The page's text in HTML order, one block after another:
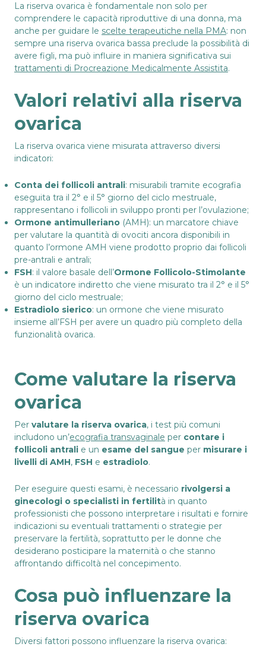
La riserva ovarica è fondamentale non solo per
comprendere le capacità riproduttive di una donna, ma
anche per guidare le scelte terapeutiche nella PMA: non
sempre una riserva ovarica bassa preclude la possibilità di
avere figli, ma può influire in maniera significativa sui
trattamenti di Procreazione Medicalmente Assistita.
Valori relativi alla riserva
ovarica
La riserva ovarica viene misurata attraverso diversi
indicatori:
Conta dei follicoli antrali: misurabili tramite ecografia
eseguita tra il 2° e il 5° giorno del ciclo mestruale,
rappresentano i follicoli in sviluppo pronti per l’ovulazione;
Ormone antimulleriano (AMH): un marcatore chiave
per valutare la quantità di ovociti ancora disponibili in
quanto l’ormone AMH viene prodotto proprio dai follicoli
pre-antrali e antrali;
FSH: il valore basale dell’Ormone Follicolo-Stimolante
è un indicatore indiretto che viene misurato tra il 2° e il 5°
giorno del ciclo mestruale;
Estradiolo sierico: un ormone che viene misurato
insieme all’FSH per avere un quadro più completo della
funzionalità ovarica.
Come valutare la riserva
ovarica
Per valutare la riserva ovarica, i test più comuni
includono un’ecografia transvaginale per contare i
follicoli antrali e un esame del sangue per misurare i
livelli di AMH, FSH e estradiolo.
Per eseguire questi esami, è necessario rivolgersi a
ginecologi o specialisti in fertilità in quanto
professionisti che possono interpretare i risultati e fornire
indicazioni su eventuali trattamenti o strategie per
preservare la fertilità, soprattutto per le donne che
desiderano posticipare la maternità o che stanno
affrontando difficoltà nel concepimento.
Cosa può influenzare la
riserva ovarica
Diversi fattori possono influenzare la riserva ovarica: